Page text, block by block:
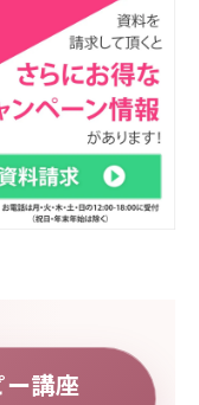
講座